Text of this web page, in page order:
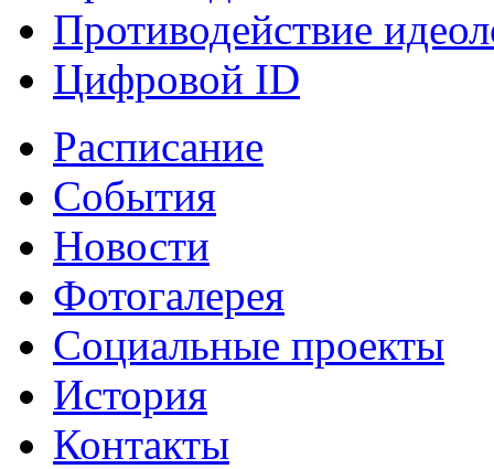
Противодействие
Цифровой ID
Расписание
События
Новости
Фотогалерея
Социальные проекты
История
Контакты